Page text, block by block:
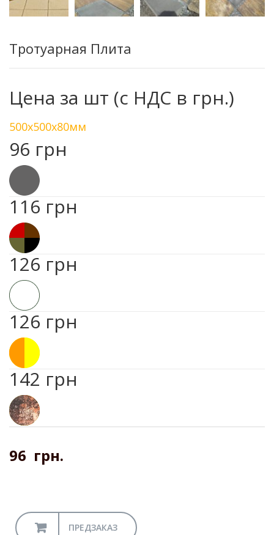
Тротуарная Плита
Цена за шт (с НДС в грн.)
500х500х80мм
96 грн
116 грн
126 грн
126 грн
142 грн
96 грн.
ПРЕДЗАКАЗ